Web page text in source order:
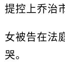
提控上乔治
女被告在法
哭。